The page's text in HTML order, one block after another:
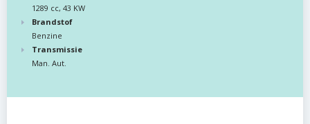
1289 cc, 43 KW
Brandstof
Benzine
Transmissie
Man. Aut.